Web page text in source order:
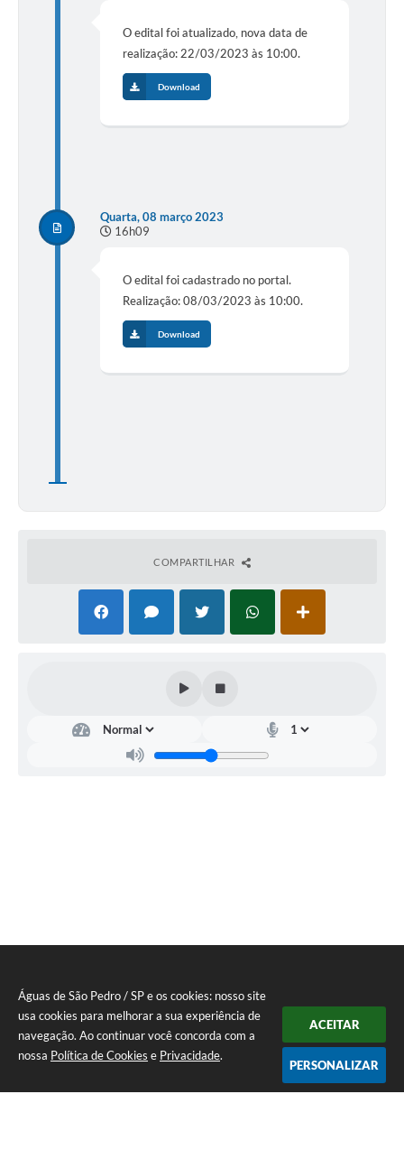
Águas de São Pedro / SP e os cookies: nosso site
usa cookies para melhorar a sua experiência de
navegação. Ao continuar você concorda com a
nossa Política de Cookies e Privacidade.
ACEITAR
PERSONALIZAR
O edital foi atualizado, nova data de
realização: 22/03/2023 às 10:00.
Download
Quarta, 08 março 2023
16h09
O edital foi cadastrado no portal.
Realização: 08/03/2023 às 10:00.
Download
COMPARTILHAR